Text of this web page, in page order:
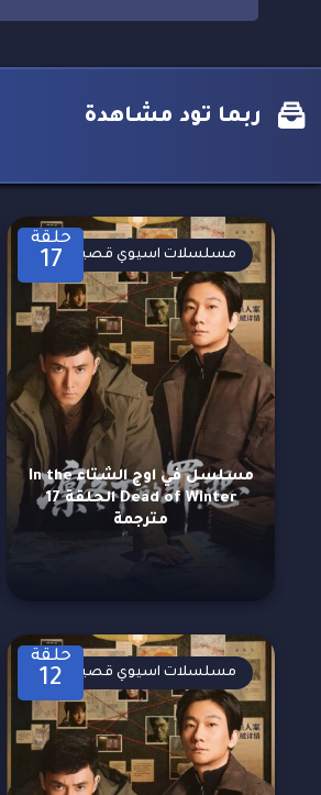
ربما تود مشاهدة
حلقة
17
مسلسل في اوج الشتاء In the
Dead of Winter الحلقة 17
مترجمة
مسلسلات اسيوي قصيرة
حلقة
12 مسلسلات اسيوي قصيرة